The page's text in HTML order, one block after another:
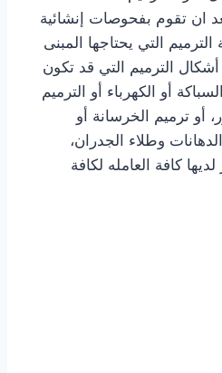
ان تقوم بفحوصات إنشائية
التي يحتاجها المبنى
الترميم التي قد تكون
أو الكهرباء أو الترميم
أو ترميم الخرسانة أو
وطلاء الجدران،
كافة العامله لكافة